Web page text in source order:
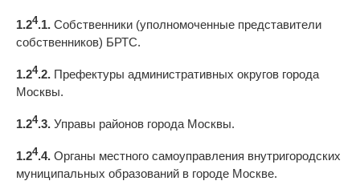
1.24.1. Собственники (уполномоченные представители
собственников) БРТС.
1.24.2. Префектуры административных округов города
Москвы.
1.24.3. Управы районов города Москвы.
1.24.4. Органы местного самоуправления внутригородских
муниципальных образований в городе Москве.